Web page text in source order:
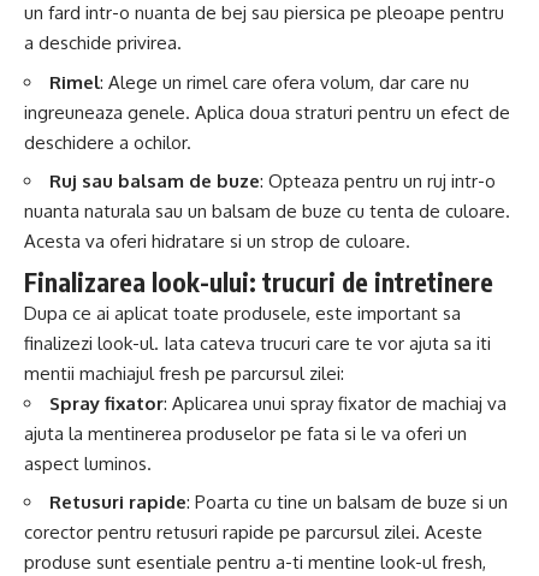
un fard intr-o nuanta de bej sau piersica pe pleoape pentru
a deschide privirea.
Rimel: Alege un rimel care ofera volum, dar care nu
ingreuneaza genele. Aplica doua straturi pentru un efect de
deschidere a ochilor.
Ruj sau balsam de buze: Opteaza pentru un ruj intr-o
nuanta naturala sau un balsam de buze cu tenta de culoare.
Acesta va oferi hidratare si un strop de culoare.
Finalizarea look-ului: trucuri de intretinere
Dupa ce ai aplicat toate produsele, este important sa
finalizezi look-ul. Iata cateva trucuri care te vor ajuta sa iti
mentii machiajul fresh pe parcursul zilei:
Spray fixator: Aplicarea unui spray fixator de machiaj va
ajuta la mentinerea produselor pe fata si le va oferi un
aspect luminos.
Retusuri rapide: Poarta cu tine un balsam de buze si un
corector pentru retusuri rapide pe parcursul zilei. Aceste
produse sunt esentiale pentru a-ti mentine look-ul fresh,